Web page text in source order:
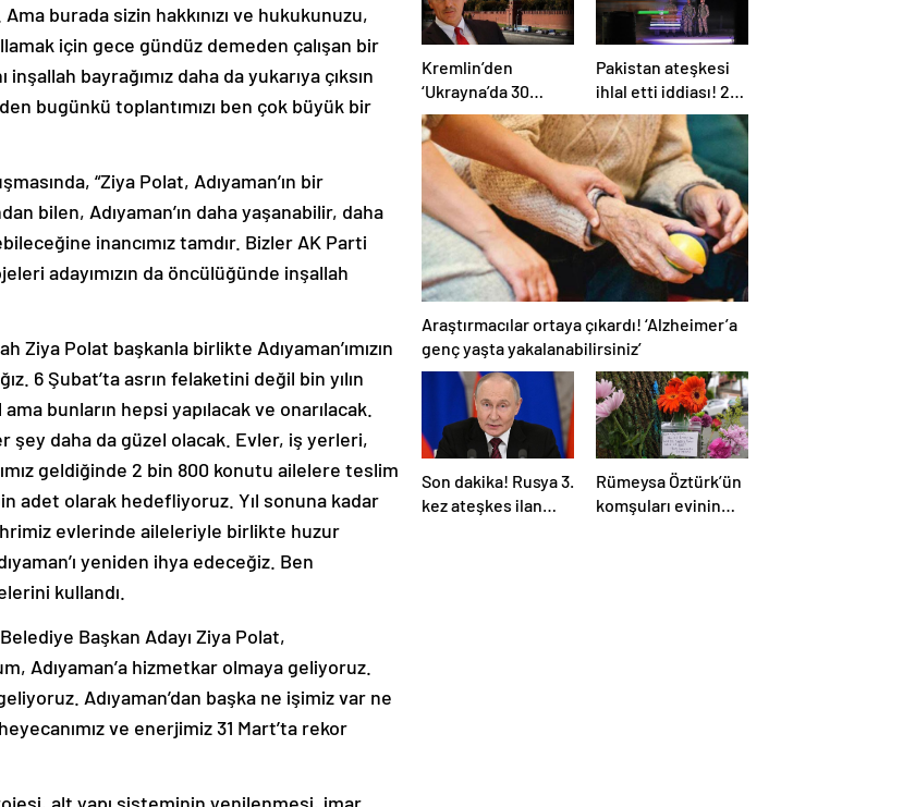
burada sizin hakkınızı ve hukukunuzu,
için gece gündüz demeden çalışan bir
bayrağımız daha da yukarıya çıksın
bugünkü toplantımızı ben çok büyük bir
“Ziya Polat, Adıyaman’ın bir
bilen, Adıyaman’ın daha yaşanabilir, daha
inancımız tamdır. Bizler AK Parti
adayımızın da öncülüğünde inşallah
Ziya Polat başkanla birlikte Adıyaman’ımızın
6 Şubat’ta asrın felaketini değil bin yılın
bunların hepsi yapılacak ve onarılacak.
daha da güzel olacak. Evler, iş yerleri,
geldiğinde 2 bin 800 konutu ailelere teslim
adet olarak hedefliyoruz. Yıl sonuna kadar
evlerinde aileleriyle birlikte huzur
yeniden ihya edeceğiz. Ben
kullandı.
Başkan Adayı Ziya Polat,
Adıyaman’a hizmetkar olmaya geliyoruz.
Adıyaman’dan başka ne işimiz var ne
ve enerjimiz 31 Mart’ta rekor
Kremlin’den
‘Ukrayna’da 30
günlük ateşkes’
açıklaması: Bunu
iyice düşünmeliyiz
Pakistan ateşkesi
ihlal etti iddiası! 2
ülkeden 2 farklı
açıklama
Araştırmacılar ortaya çıkardı! ‘Alzheimer’a
genç yaşta yakalanabilirsiniz’
Son dakika! Rusya 3.
kez ateşkes ilan
Rümeysa Öztürk’ün
komşuları evinin